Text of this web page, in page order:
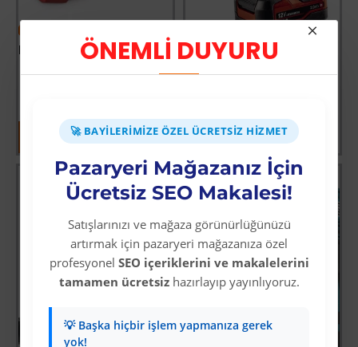
ÖNEMLİ DUYURU
🚀 BAYILERIMIZE ÖZEL ÜCRETSIZ HIZMET
Pazaryeri Mağazanız İçin
Ücretsiz SEO Makalesi!
Satışlarınızı ve mağaza görünürlüğünüzü
artırmak için pazaryeri mağazanıza özel
profesyonel SEO içeriklerini ve makalelerini
tamamen ücretsizhazırlayıp yayınlıyoruz.
💡 Başka hiçbir işlem yapmanıza gerek
yok!
Üyelere Özel Fiyat Üyelere Özel Fiyat